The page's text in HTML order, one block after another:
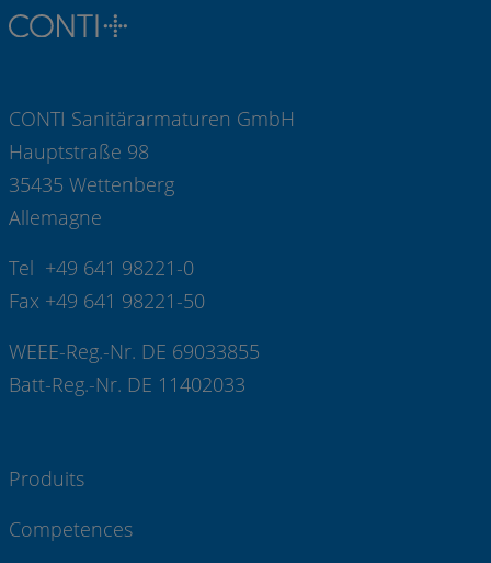
CONTI Sanitärarmaturen GmbH
Hauptstraße 98
35435 Wettenberg
Allemagne
Tel +49 641 98221-0
Fax +49 641 98221-50
WEEE-Reg.-Nr. DE 69033855
Batt-Reg.-Nr. DE 11402033
Produits
Competences